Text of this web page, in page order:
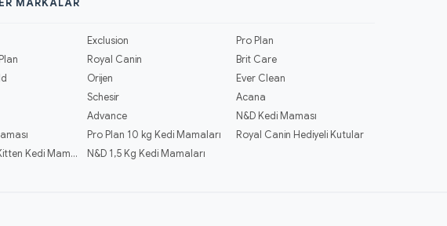
Exclusion
Pro Plan
Royal Canin
Brit Care
Orijen
Ever Clean
Schesir
Acana
Advance
N&D Kedi Maması
Pro Plan 10 kg Kedi Mamaları
Royal Canin Hediyeli Kutular
Royal Canin Kitten Kedi Mamaları
N&D 1,5 Kg Kedi Mamaları